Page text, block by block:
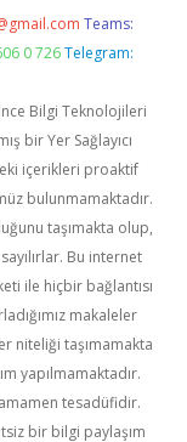
Teams:
0 726 Telegram:
Bilgi Teknolojileri
bir Yer Sağlayıcı
içerikleri proaktif
bulunmamaktadır.
taşımakta olup,
Bu internet
ile hiçbir bağlantısı
makaleler
niteliği taşımamakta
yapılmamaktadır.
tesadüfidir.
bir bilgi paylaşım